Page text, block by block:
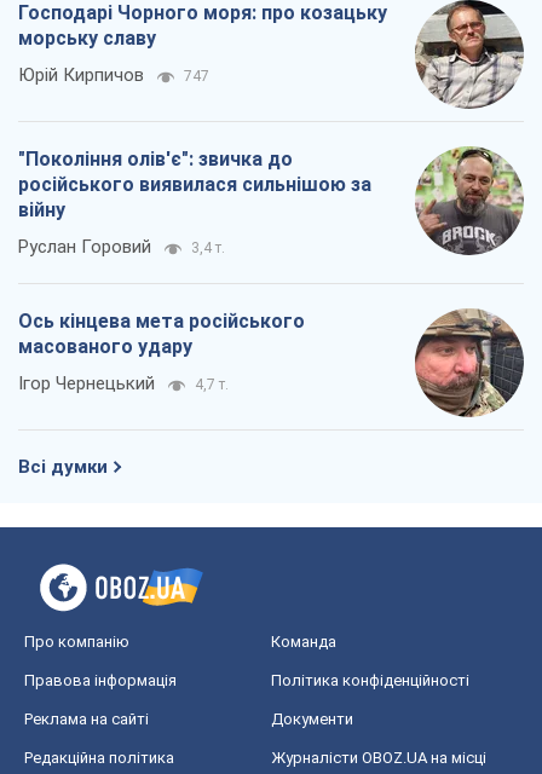
Господарі Чорного моря: про козацьку
морську славу
Юрій Кирпичов 747
"Покоління олів'є": звичка до
російського виявилася сильнішою за
війну
Руслан Горовий 3,4 т.
Ось кінцева мета російського
масованого удару
Ігор Чернецький 4,7 т.
Всі думки
Про компанію Команда
Правова інформація Політика конфіденційності
Реклама на сайті Документи
Редакційна політика
Журналісти OBOZ.UA на місці